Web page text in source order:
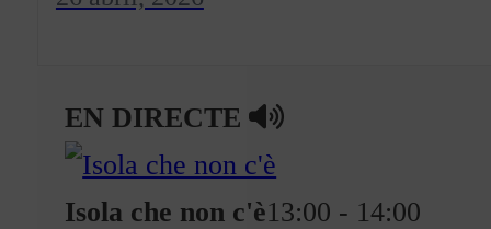
EN DIRECTE
Isola che non c'è13:00 - 14:00